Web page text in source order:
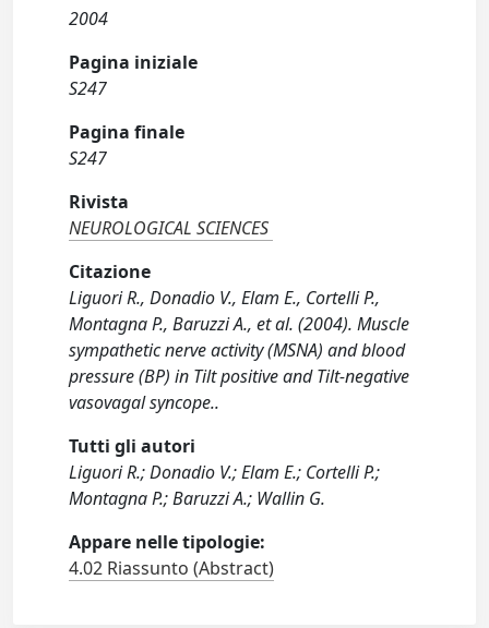
2004
Pagina iniziale
S247
Pagina finale
S247
Rivista
NEUROLOGICAL SCIENCES
Citazione
Liguori R., Donadio V., Elam E., Cortelli P.,
Montagna P., Baruzzi A., et al. (2004). Muscle
sympathetic nerve activity (MSNA) and blood
pressure (BP) in Tilt positive and Tilt-negative
vasovagal syncope..
Tutti gli autori
Liguori R.; Donadio V.; Elam E.; Cortelli P.;
Montagna P.; Baruzzi A.; Wallin G.
Appare nelle tipologie:
4.02 Riassunto (Abstract)